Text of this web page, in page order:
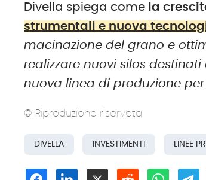
Divella spiega come la
strumentali e nuova
macinazione del grano e
realizzare nuovi silos
nuova linea di produzione
© Riproduzione riservata
DIVELLA INVESTIMENTI LINEE